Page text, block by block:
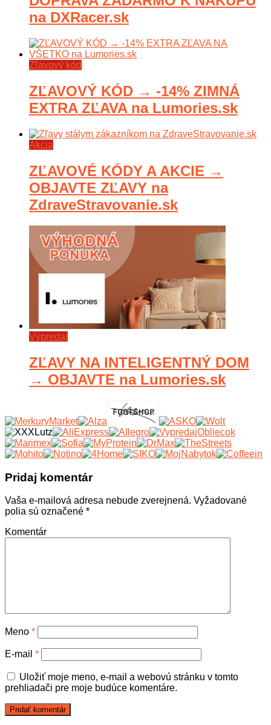
na DXRacer.sk
Zľavový kód
ZĽAVOVÝ KÓD → -14% ZIMNÁ
EXTRA ZĽAVA na Lumories.sk
Akcia
ZĽAVOVÉ KÓDY A AKCIE →
OBJAVTE ZĽAVY na
ZdraveStravovanie.sk
Výpredaj
ZĽAVY NA INTELIGENTNÝ DOM
→ OBJAVTE na Lumories.sk
Pridaj komentár
Vaša e-mailová adresa nebude zverejnená. Vyžadované
polia sú označené *
Komentár
Meno *
E-mail *
Uložiť moje meno, e-mail a webovú stránku v tomto
prehliadači pre moje budúce komentáre.